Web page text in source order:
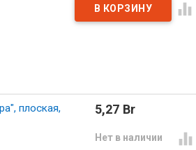

плоская,
5,27 Br
Нет в наличии 